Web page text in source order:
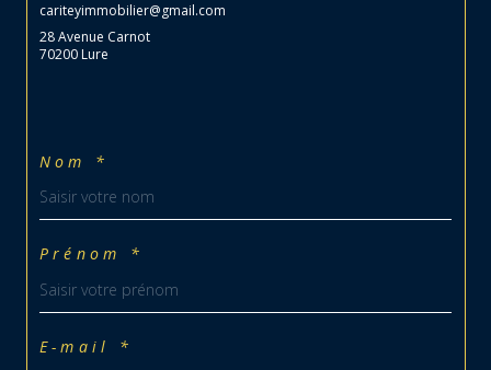
cariteyimmobilier@gmail.com
28 Avenue Carnot
70200 Lure
Nom *
Prénom *
E-mail *